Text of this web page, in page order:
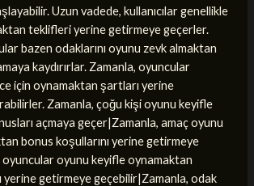
Uzun vadede, kullanıcılar genellikle
teklifleri yerine getirmeye geçerler.
bazen odaklarını oyunu zevk almaktan
kaydırırlar. Zamanla, oyuncular
için oynamaktan şartları yerine
Zamanla, çoğu kişi oyunu keyifle
açmaya geçer|Zamanla, amaç oyunu
bonus koşullarını yerine getirmeye
oyunu keyifle oynamaktan
yerine getirmeye geçebilir|Zamanla, odak